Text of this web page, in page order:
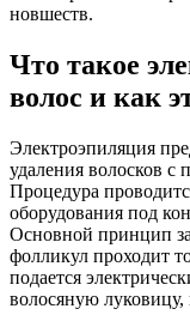
новшеств.
Что такое
волос и как
Электроэпиляция
удаления волосков с
Процедура
оборудования под
Основной принцип
фолликул проходит
подается
волосяную луковицу,